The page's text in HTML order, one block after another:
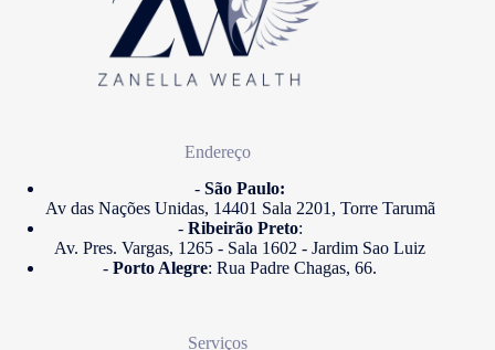
Endereço
- São Paulo:
Av das Nações Unidas, 14401 Sala 2201, Torre Tarumã
-Ribeirão Preto:
Av. Pres. Vargas, 1265 - Sala 1602 - Jardim Sao Luiz
-Porto Alegre: Rua Padre Chagas, 66.
Serviços